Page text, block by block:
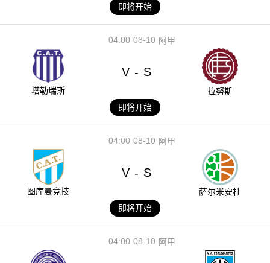
即将开始
08-10
04:00 阿甲
塔勒瑞斯
V - S
拉努斯
即将开始
08-10
04:00 阿甲
图库曼竞技
V - S
萨尔米安杜
即将开始
08-10
04:00 阿甲